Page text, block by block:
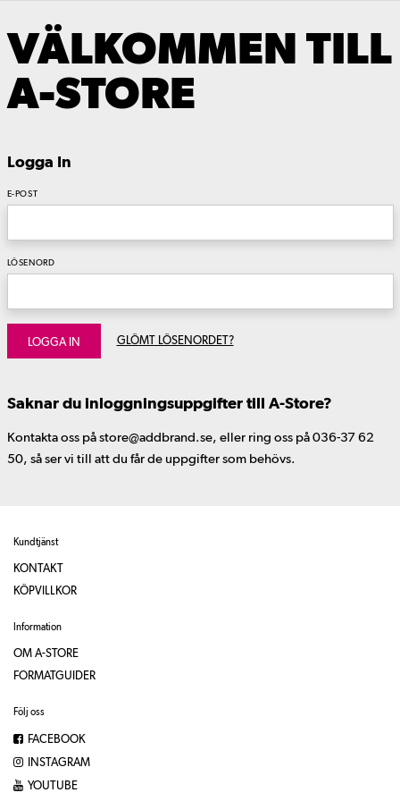
VÄLKOMMEN TILL
A-STORE
Logga In
E-POST
LÖSENORD
LOGGA IN GLÖMT LÖSENORDET?
Saknar du inloggningsuppgifter till A-Store?
Kontakta oss på store@addbrand.se, eller ring oss på 036-37 62
50, så ser vi till att du får de uppgifter som behövs.
Kundtjänst
KONTAKT
KÖPVILLKOR
Information
OM A-STORE
FORMATGUIDER
Följ oss
FACEBOOK
INSTAGRAM
YOUTUBE